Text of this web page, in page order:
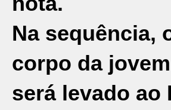
Na sequência,
corpo da jovem
será levado ao